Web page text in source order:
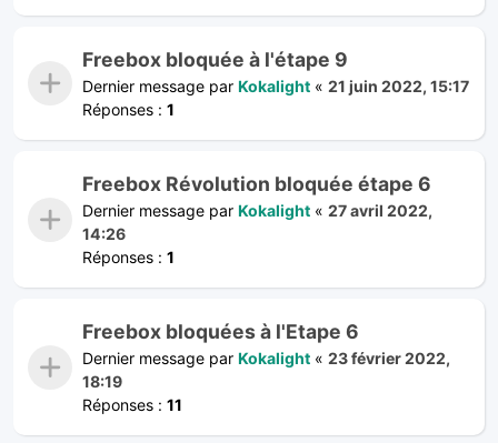
Freebox bloquée à l'étape 9
Dernier message par Kokalight « 21 juin 2022, 15:17
Réponses : 1
Freebox Révolution bloquée étape 6
Dernier message par Kokalight « 27 avril 2022,
14:26
Réponses : 1
Freebox bloquées à l'Etape 6
Dernier message par Kokalight « 23 février 2022,
18:19
Réponses : 11